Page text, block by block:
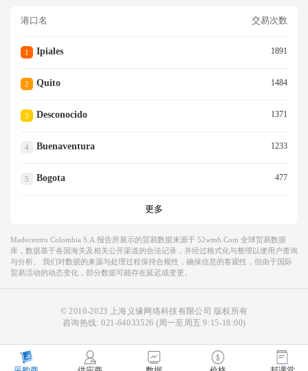
港口名 交易次数
1 Ipiales 1891
2 Quito 1484
3 Desconocido 1371
4 Buenaventura 1233
5 Bogota 477
更多
Madecentro Colombia S.a.报告所展示的贸易数据来源于 52wmb.com 全球贸易数据
库，数据基于各国海关及相关公开渠道的合法记录，并经过格式化与整理以便用户查询
与分析。 我们对数据的来源与处理过程保持合规性，确保信息的客观性，但由于国际
贸易活动的动态变化，部分数据可能存在延迟或变更。
© 2010-2023 上海义缘网络科技有限公司 版权所有
咨询热线:021-64033526 (周一至周五 9:15-18:00)